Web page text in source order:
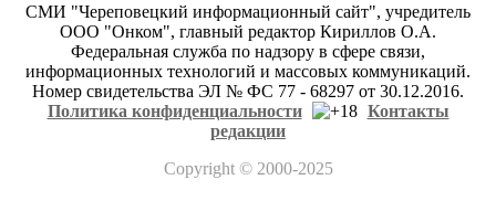
СМИ "Череповецкий информационный сайт", учредитель
ООО "Онком", главный редактор Кириллов О.А.
Федеральная служба по надзору в сфере связи,
информационных технологий и массовых коммуникаций.
Номер свидетельства ЭЛ № ФС 77 - 68297 от 30.12.2016.
Политика конфиденциальности
Контакты
редакции
Copyright© 2000-2025